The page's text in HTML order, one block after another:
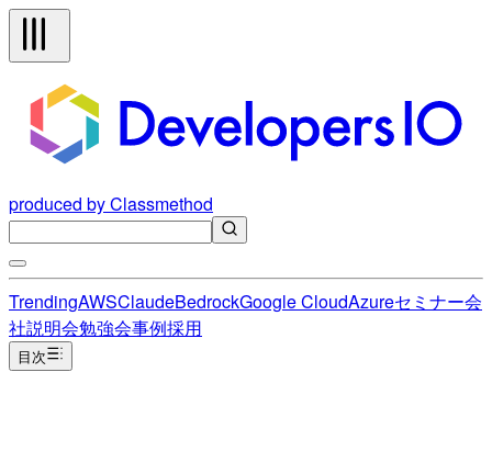
produced by Classmethod
TrendingAWSClaudeBedrockGoogle CloudAzureセミナー会
社説明会勉強会事例採用
目次